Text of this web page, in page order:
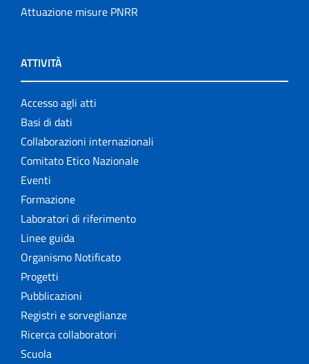
Attuazione misure PNRR
ATTIVITÀ
Accesso agli atti
Basi di dati
Collaborazioni internazionali
Comitato Etico Nazionale
Eventi
Formazione
Laboratori di riferimento
Linee guida
Organismo Notificato
Progetti
Pubblicazioni
Registri e sorveglianze
Ricerca collaboratori
Scuola